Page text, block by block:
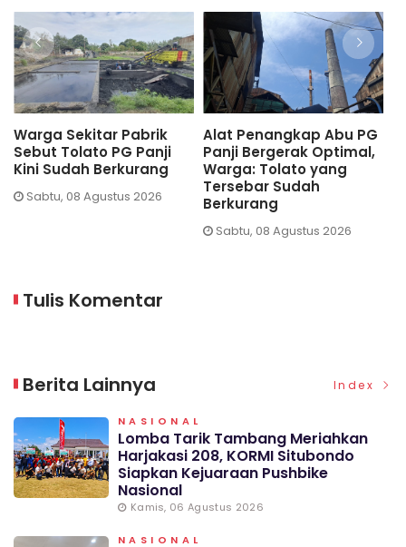
Warga Sekitar Pabrik
Sebut Tolato PG Panji
Kini Sudah Berkurang
Sabtu, 08 Agustus 2026
Alat Penangkap Abu PG
Panji Bergerak Optimal,
Warga: Tolato yang
Tersebar Sudah
Berkurang
Sabtu, 08 Agustus 2026
Tulis Komentar
Berita Lainnya Index
NASIONAL
Lomba Tarik Tambang Meriahkan
Harjakasi 208, KORMI Situbondo
Siapkan Kejuaraan Pushbike
Nasional
Kamis, 06 Agustus 2026
NASIONAL